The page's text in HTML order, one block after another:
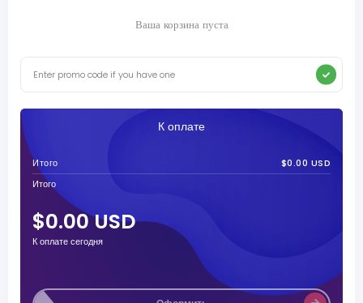
Ваша корзина пуста
К оплате
Итого
$0.00 USD
Итого
$0.00 USD
К оплате сегодня